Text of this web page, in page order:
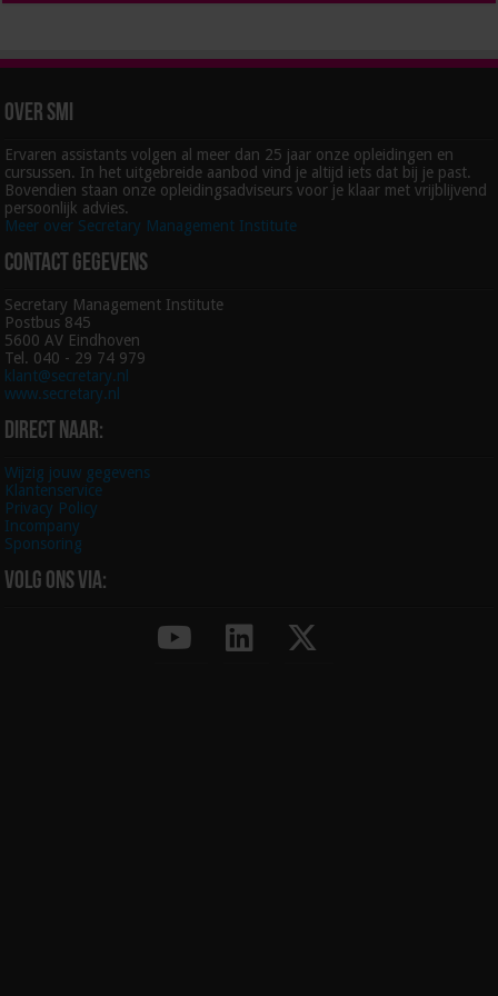
Over SMI
Ervaren assistants volgen al meer dan 25 jaar onze opleidingen en
cursussen. In het uitgebreide aanbod vind je altijd iets dat bij je past.
Bovendien staan onze opleidingsadviseurs voor je klaar met vrijblijvend
persoonlijk advies.
Meer over Secretary Management Institute
Contact gegevens
Secretary Management Institute
Postbus 845
5600 AV Eindhoven
Tel. 040 - 29 74 979
klant@secretary.nl
www.secretary.nl
Direct naar:
Wijzig jouw gegevens
Klantenservice
Privacy Policy
Incompany
Sponsoring
Volg ons via: